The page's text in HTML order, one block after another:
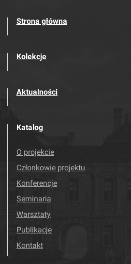
Strona główna
Kolekcje
Aktualności
Katalog
O projekcie
Członkowie projektu
Konferencje
Seminaria
Warsztaty
Publikacje
Kontakt